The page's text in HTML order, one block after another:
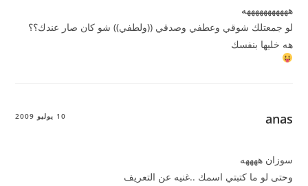
هههههههههههه
لو جمعتلك شوقي وعطفي وصدقي ((ولطفي)) شو كان صار عندك؟؟
هه خليها بنفسك
anas 10 يوليو 2009
سوزان ههههه
وحتى لو ما كتبتي اسمك ..غنيه عن التعريف